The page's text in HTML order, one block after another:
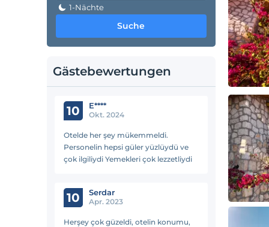
1-Nächte
Suche
Gästebewertungen
10 E****
Okt. 2024
Otelde her şey mükemmeldi.
Personelin hepsi güler yüzlüydü ve
çok ilgiliydi Yemekleri çok lezzetliydi
10 Serdar
Apr. 2023
Herşey çok güzeldi, otelin konumu,